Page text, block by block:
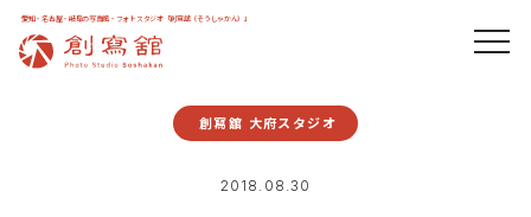
愛知・名古屋・岐阜の写真館・フォトスタジオ「創寫舘（そうしゃかん）」
創寫舘 大府スタジオ
2018.08.30